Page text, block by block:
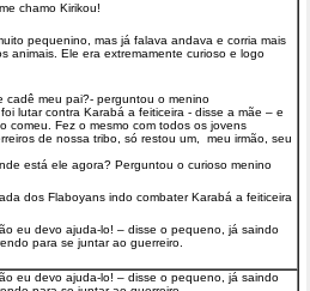
chamo Kirikou!
pequenino, mas já falava andava e corria mais
animais. Ele era extremamente curioso e logo
cadê meu pai?- perguntou o menino
lutar contra Karabá a feiticeira - disse a mãe – e
comeu. Fez o mesmo com todos os jovens
de nossa tribo, só restou um, meu irmão, seu
está ele agora? Perguntou o curioso menino
dos Flaboyans indo combater Karabá a feiticeira
eu devo ajuda-lo! – disse o pequeno, já saindo
para se juntar ao guerreiro.
eu devo ajuda-lo! – disse o pequeno, já saindo